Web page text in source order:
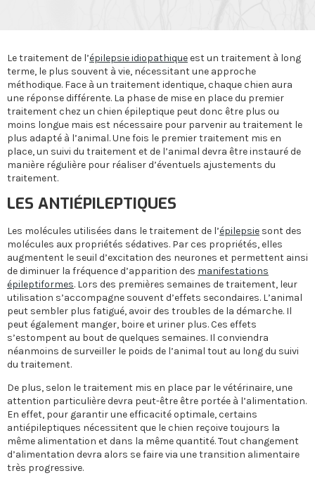
Le traitement de l’épilepsie idiopathiqueest un traitement à long
terme, le plus souvent à vie, nécessitant une approche
méthodique. Face à un traitement identique, chaque chien aura
une réponse différente. La phase de mise en place du premier
traitement chez un chien épileptique peut donc être plus ou
moins longue mais est nécessaire pour parvenir au traitement le
plus adapté à l’animal. Une fois le premier traitement mis en
place, un suivi du traitement et de l’animal devra être instauré de
manière régulière pour réaliser d’éventuels ajustements du
traitement.
LES ANTIÉPILEPTIQUES
Les molécules utilisées dans le traitement de l’épilepsie sont des
molécules aux propriétés sédatives. Par ces propriétés, elles
augmentent le seuil d’excitation des neurones et permettent ainsi
de diminuer la fréquence d’apparition des manifestations
épileptiformes. Lors des premières semaines de traitement, leur
utilisation s’accompagne souvent d’effets secondaires. L’animal
peut sembler plus fatigué, avoir des troubles de la démarche. Il
peut également manger, boire et uriner plus. Ces effets
s’estompent au bout de quelques semaines. Il conviendra
néanmoins de surveiller le poids de l’animal tout au long du suivi
du traitement.
De plus, selon le traitement mis en place par le vétérinaire, une
attention particulière devra peut-être être portée à l’alimentation.
En effet, pour garantir une efficacité optimale, certains
antiépileptiques nécessitent que le chien reçoive toujours la
même alimentation et dans la même quantité. Tout changement
d’alimentation devra alors se faire via une transition alimentaire
très progressive.